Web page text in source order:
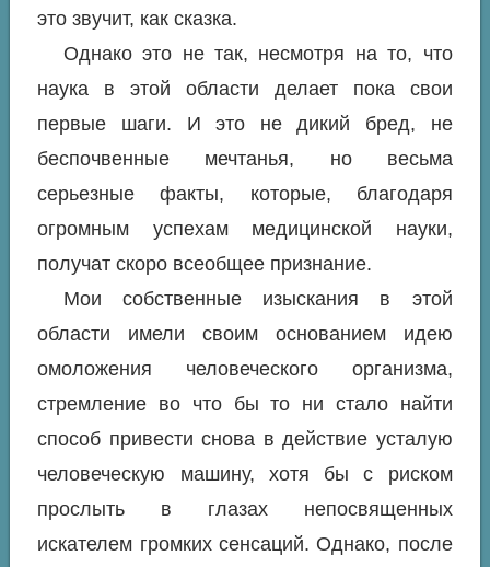
это звучит, как сказка.
Однако это не так, несмотря на то, что
наука в этой области делает пока свои
первые шаги. И это не дикий бред, не
беспочвенные мечтанья, но весьма
серьезные факты, которые, благодаря
огромным успехам медицинской науки,
получат скоро всеобщее признание.
Мои собственные изыскания в этой
области имели своим основанием идею
омоложения человеческого организма,
стремление во что бы то ни стало найти
способ привести снова в действие усталую
человеческую машину, хотя бы с риском
прослыть в глазах непосвященных
искателем громких сенсаций. Однако, после